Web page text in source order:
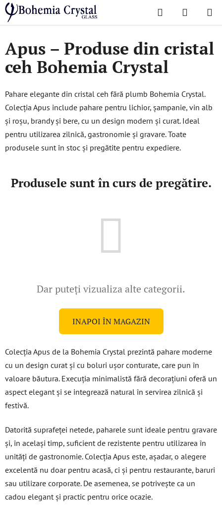
Treci
conținut
Căutare
DE
Acasă
/ Colecții populare Apus
Apus – Produse din cristal
ceh Bohemia Crystal
Pahare elegante din cristal ceh fără plumb Bohemia Crystal.
Colecția Apus include pahare pentru lichior, șampanie, vin alb
și roșu, brandy și bere, cu un design modern și curat. Ideal
pentru utilizarea zilnică, gastronomie și gravare. Toate
produsele sunt în stoc și pregătite pentru expediere.
Produsele sunt în curs de pregătire.
Dar puteţi vizualiza alte categorii.
INAPOI ÎN MAGAZIN
Colecția Apus de la Bohemia Crystal prezintă pahare moderne
cu un design curat și cu boluri ușor conturate, care pun în
valoare băutura. Execuția minimalistă fără decorațiuni oferă un
aspect elegant și se integrează natural în servirea zilnică și
festivă.
Datorită suprafeței netede, paharele sunt ideale pentru gravare
și, în același timp, suficient de rezistente pentru utilizarea în
unități de gastronomie. Colecția Apus este, așadar, o alegere
excelentă nu doar pentru acasă, ci și pentru restaurante, baruri
sau utilizare corporate. De asemenea, se potrivește ca un
cadou elegant și practic pentru orice ocazie.